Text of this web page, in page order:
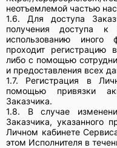
неотъемлемой частью
1.6. Для доступа
получения доступа к
использованию иного
проходит регистрацию
либо с помощью
и предоставления всех
1.7. Регистрация в
помощью привязки
Заказчика.
1.8. В случае
Заказчика, указанного
Личном кабинете
этом Исполнителя в